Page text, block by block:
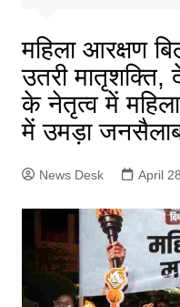
महिला आरक्षण
उतरी मातृशक्ति,
के नेतृत्व में
में उमड़ा
News Desk April